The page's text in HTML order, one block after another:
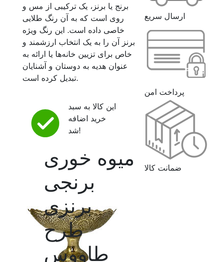
برنج یا برنز، یک ترکیبی از مس و
روی است که به آن رنگ طلایی
خاصی داده است. این رنگ ویژه
برنز آن را به یک انتخاب ارزشمند و
خاص برای تزیین خانه‌ها یا ارائه به
عنوان هدیه به دوستان و آشنایان
تبدیل کرده است.
این کالا به سبد
خرید اضافه
شد!
میوه خوری
برنجی
برنزی
طرح
طاووس
ارسال سریع
پرداخت امن
ضمانت کالا